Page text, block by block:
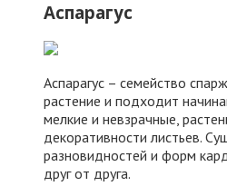
Аспарагус
Аспарагус – семейство
растение и подходит
мелкие и невзрачные,
декоративности листьев.
разновидностей и форм
друг от друга.